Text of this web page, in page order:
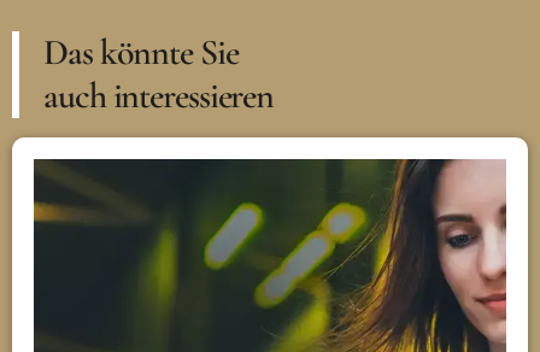
Das könnte Sie
auch interessieren